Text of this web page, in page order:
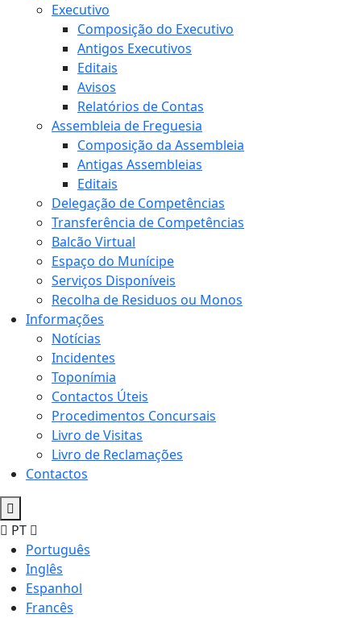
Executivo
Composição do Executivo
Antigos Executivos
Editais
Avisos
Relatórios de Contas
Assembleia de Freguesia
Composição da Assembleia
Antigas Assembleias
Editais
Delegação de Competências
Transferência de Competências
Balcão Virtual
Espaço do Munícipe
Serviços Disponíveis
Recolha de Residuos ou Monos
Informações
Notícias
Incidentes
Toponímia
Contactos Úteis
Procedimentos Concursais
Livro de Visitas
Livro de Reclamações
Contactos
PT
Português
Inglês
Espanhol
Francês